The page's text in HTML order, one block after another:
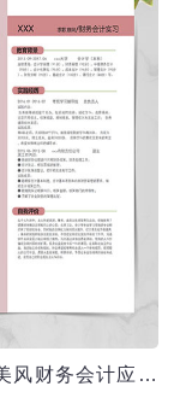
粉色系精美风财务会计应届毕业生模板